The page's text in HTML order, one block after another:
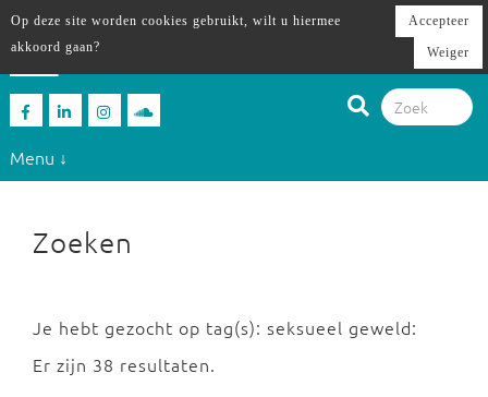
Menu ↓
Zoeken
Je hebt gezocht op tag(s): seksueel geweld:
Er zijn 38 resultaten.
Op deze site worden cookies gebruikt, wilt u hiermee
akkoord gaan?
Accepteer
Weiger